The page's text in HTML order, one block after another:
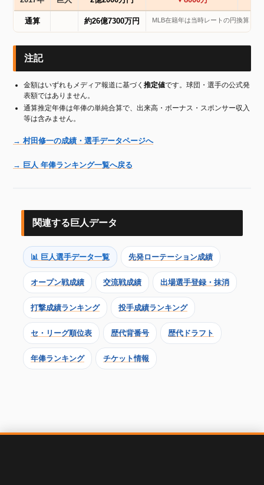
通算 約26億7300万円 MLB在籍年は当時レートの円換算 (推
注記
金額はいずれもメディア報道に基づく 推定値です。球団・選手の公式発
表額ではありません。
通算推定年俸は年俸の単純合算で、出来高・ボーナス・スポンサー収入
等は含みません。
→ 村田修一の成績・選手データページへ
→ 巨人 年俸ランキング一覧へ戻る
関連する巨人データ
📊 巨人選手データ一覧 先発ローテーション成績
オープン戦成績 交流戦成績 出場選手登録・抹消
打撃成績ランキング 投手成績ランキング
セ・リーグ順位表 歴代背番号 歴代ドラフト
年俸ランキング チケット情報